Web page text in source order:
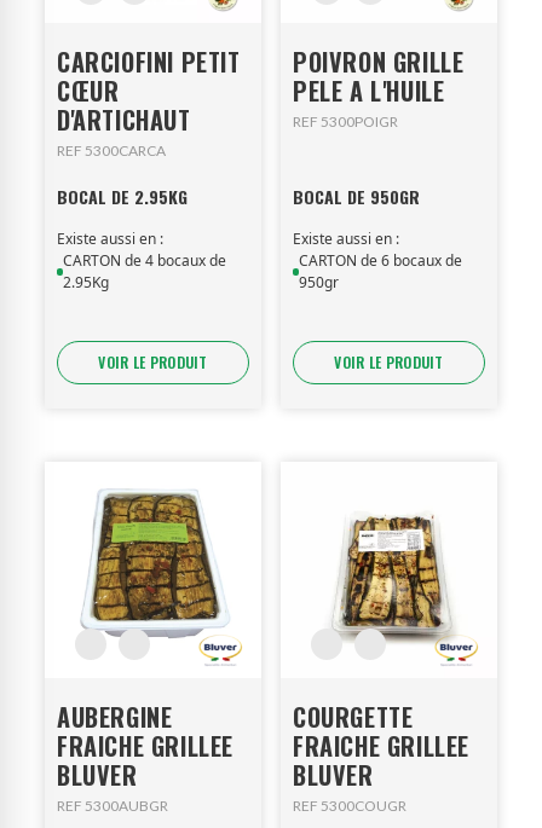
CARCIOFINI PETIT
CŒUR
D'ARTICHAUT
REF 5300CARCA
BOCAL DE 2.95KG
Existe aussi en :
CARTON de 4 bocaux de
2.95Kg
VOIR LE PRODUIT
POIVRON GRILLE
PELE A L'HUILE
REF 5300POIGR
BOCAL DE 950GR
Existe aussi en :
CARTON de 6 bocaux de
950gr
VOIR LE PRODUIT
AUBERGINE
FRAICHE GRILLEE
BLUVER
REF 5300AUBGR
COURGETTE
FRAICHE GRILLEE
BLUVER
REF 5300COUGR